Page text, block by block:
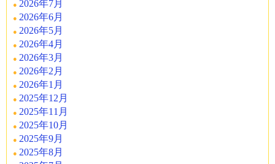
2026年7月
2026年6月
2026年5月
2026年4月
2026年3月
2026年2月
2026年1月
2025年12月
2025年11月
2025年10月
2025年9月
2025年8月